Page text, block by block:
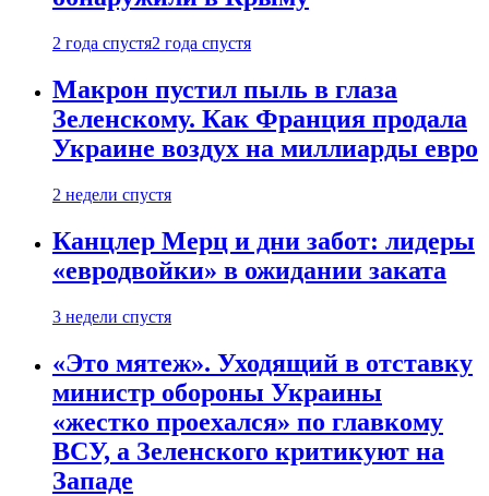
2 года спустя2 года спустя
Макрон пустил пыль в глаза
Зеленскому. Как Франция продала
Украине воздух на миллиарды евро
2 недели спустя
Канцлер Мерц и дни забот: лидеры
«евродвойки» в ожидании заката
3 недели спустя
«Это мятеж». Уходящий в отставку
министр обороны Украины
«жестко проехался» по главкому
ВСУ, а Зеленского критикуют на
Западе